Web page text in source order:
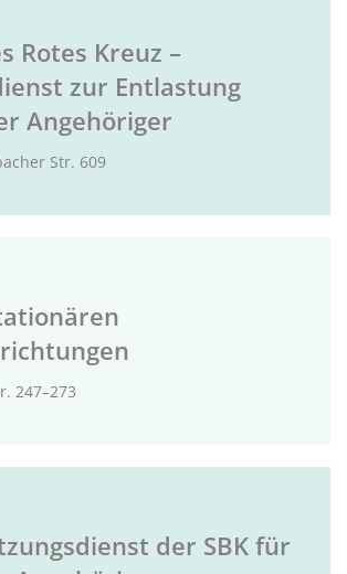
Rotes Kreuz –
zur Entlastung
Angehöriger
Str. 609
247–273
der SBK für